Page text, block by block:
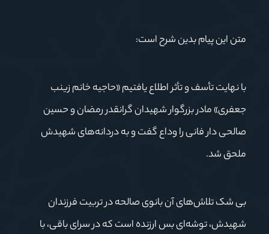
متن این پیام بدین شرح است:
با نهایت تأسف و تأثر اطلاع یافتیم «حاجیه خانم زینب
جعفری» مادر بزرگوار شهیدان گرانقدر رمضان و حسین
صالحی دار فانی را وداع گفت و به دردانه‌های شهیدش
ملحق شد.
بی شک تلاش‌های آن بانوی صالحه در تربیت فرزندان
شهیدش، توشه‌ای بس ارزنده است که در سرای باقی، با